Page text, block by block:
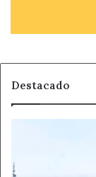
Destacado
bate